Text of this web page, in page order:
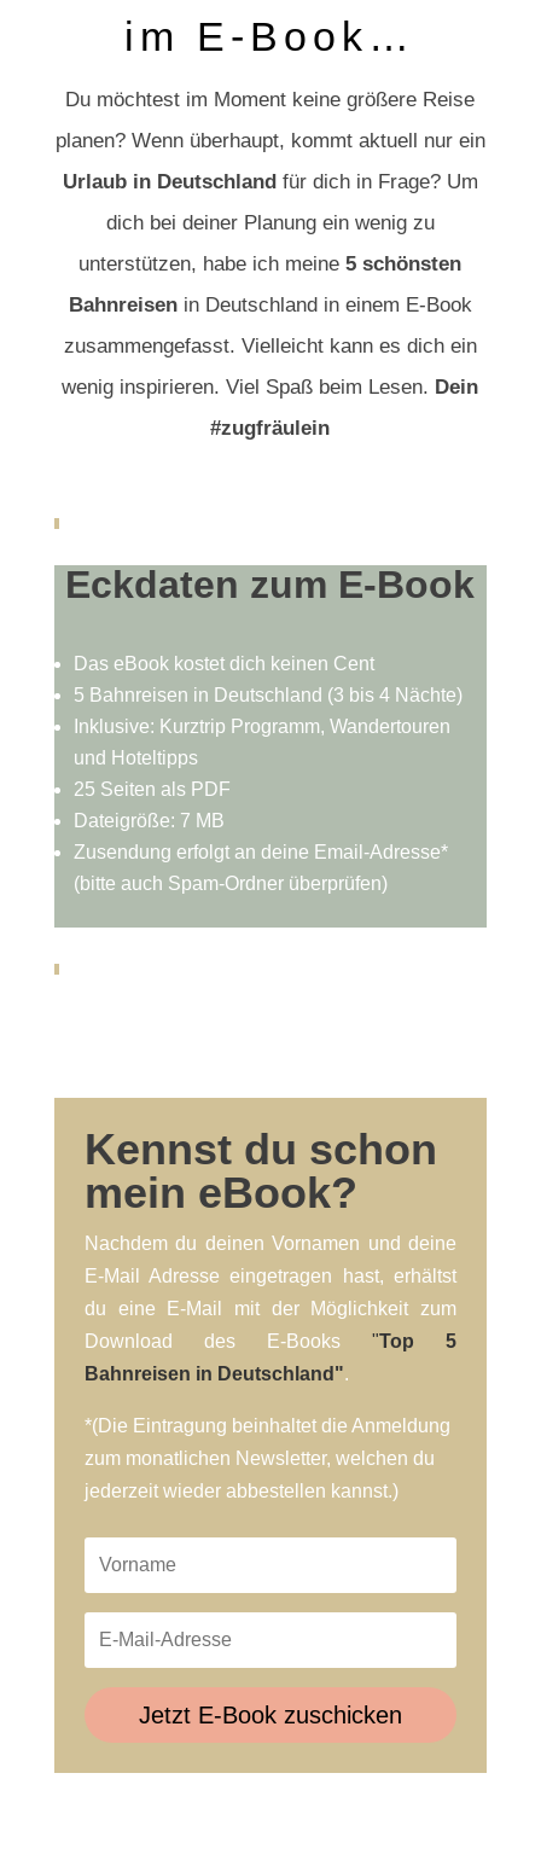
im E-Book…
Du möchtest im Moment keine größere Reise
planen? Wenn überhaupt, kommt aktuell nur ein
Urlaub in Deutschland für dich in Frage? Um
dich bei deiner Planung ein wenig zu
unterstützen, habe ich meine5 schönsten
Bahnreisenin Deutschland in einem E-Book
zusammengefasst. Vielleicht kann es dich ein
wenig inspirieren. Viel Spaß beim Lesen. Dein
#zugfräulein
Eckdaten zum E-Book
Das eBook kostet dich keinen Cent
5 Bahnreisen in Deutschland (3 bis 4 Nächte)
Inklusive: Kurztrip Programm, Wandertouren
und Hoteltipps
25 Seiten als PDF
Dateigröße: 7 MB
Zusendung erfolgt an deine Email-Adresse*
(bitte auch Spam-Ordner überprüfen)
Kennst du schon
mein eBook?
Nachdem du deinen Vornamen und deine
E-Mail Adresse eingetragen hast, erhältst
du eine E-Mail mit der Möglichkeit zum
Download des E-Books"Top 5
Bahnreisen in Deutschland".
*(Die Eintragung beinhaltet die Anmeldung
zum monatlichen Newsletter, welchen du
jederzeit wieder abbestellen kannst.)
Jetzt E-Book zuschicken